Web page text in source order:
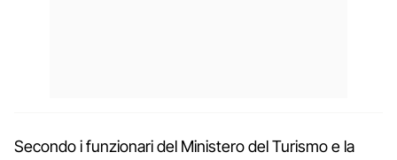
Secondo i funzionari del Ministero del Turismo e la